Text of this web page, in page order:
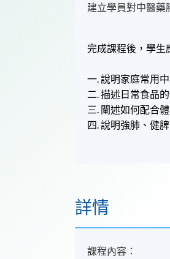
建立學員對中醫藥
完成課程後，學生
一. 說明家庭常用
二.描述日常食品
三. 闡述如何配合
四. 說明強肺、健
詳情
課程內容：